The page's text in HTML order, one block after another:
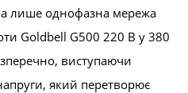
лише однофазна мережа
Goldbell G500 220 В у 380
виступаючи
який перетворює